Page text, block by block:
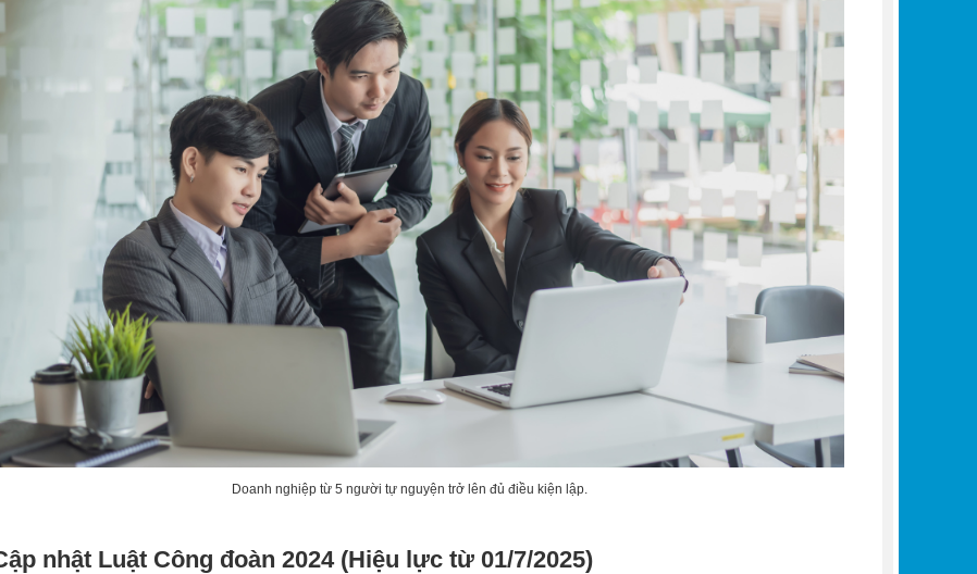
Doanh nghiệp từ 5 người tự nguyện trở lên đủ điều kiện lập.
nhật Luật Công đoàn 2024 (Hiệu lực từ 01/7/2025)